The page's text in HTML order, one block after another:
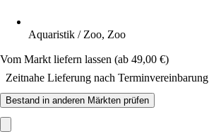
Aquaristik / Zoo, Zoo
Vom Markt liefern lassen (ab 49,00 €)
Zeitnahe Lieferung nach Terminvereinbarung
Bestand in anderen Märkten prüfen